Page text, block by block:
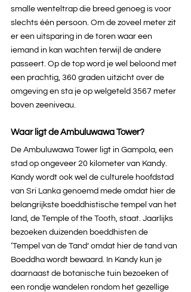
smalle wenteltrap die breed genoeg is voor
slechts één persoon. Om de zoveel meter zit
er een uitsparing in de toren waar een
iemand in kan wachten terwijl de andere
passeert. Op de top word je wel beloond met
een prachtig, 360 graden uitzicht over de
omgeving en sta je op welgeteld 3567 meter
boven zeeniveau.
Waar ligt de Ambuluwawa Tower?
De Ambuluwawa Tower ligt in Gampola, een
stad op ongeveer 20 kilometer van Kandy.
Kandy wordt ook wel de culturele hoofdstad
van Sri Lanka genoemd mede omdat hier de
belangrijkste boeddhistische tempel van het
land, de Temple of the Tooth, staat. Jaarlijks
bezoeken duizenden boeddhisten de
‘Tempel van de Tand’ omdat hier de tand van
Boeddha wordt bewaard. In Kandy kun je
daarnaast de botanische tuin bezoeken of
een rondje wandelen rondom het gezellige